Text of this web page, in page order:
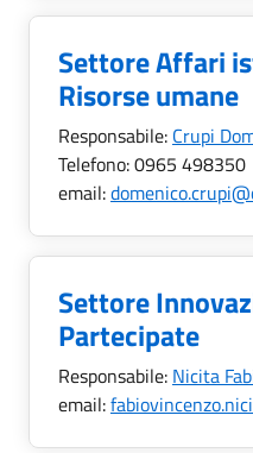
Settore Affari
Risorse umane
Responsabile: Crupi
Telefono:0965 498350
email:
Settore
Partecipate
Responsabile: Nicita
email: